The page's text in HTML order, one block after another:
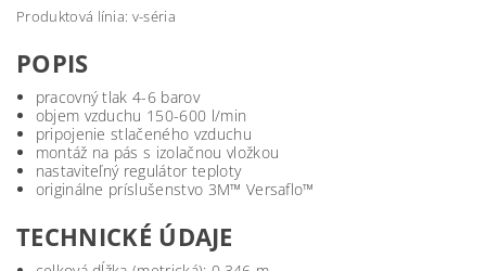
Produktová línia: v-séria
POPIS
pracovný tlak 4-6 barov
objem vzduchu 150-600 l/min
pripojenie stlačeného vzduchu
montáž na pás s izolačnou vložkou
nastaviteľný regulátor teploty
originálne príslušenstvo 3M™ Versaflo™
TECHNICKÉ ÚDAJE